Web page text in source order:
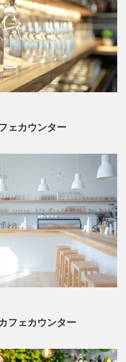
ェカウンター
フェカウンター